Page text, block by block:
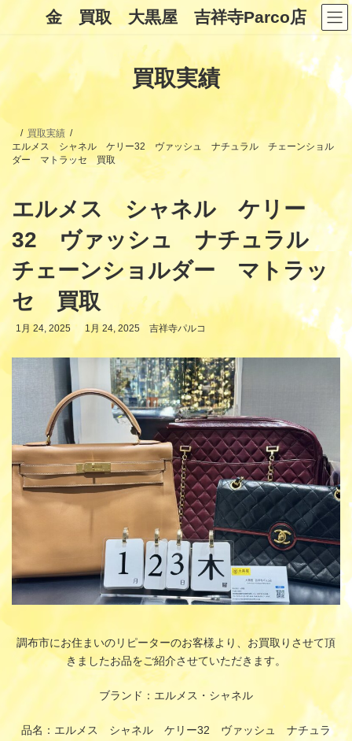
ン
キ
ッ
ー
に
移
金 買取 大黒屋 吉祥寺Parco店
買取実績
買取実績
エルメス シャネル ケリー32 ヴァッシュ ナチュラル チェーンショル
ダー マトラッセ 買取
エルメス シャネル ケリー
32 ヴァッシュ ナチュラル
チェーンショルダー マトラッ
セ 買取
1月 24, 2025
最
時
1月 24, 2025 吉祥寺パルコ
調布市にお住まいのリピーターのお客様より、お買取りさせて頂
きましたお品をご紹介させていただきます。
ブランド：エルメス・シャネル
品名：エルメス シャネル ケリー32 ヴァッシュ ナチュラ